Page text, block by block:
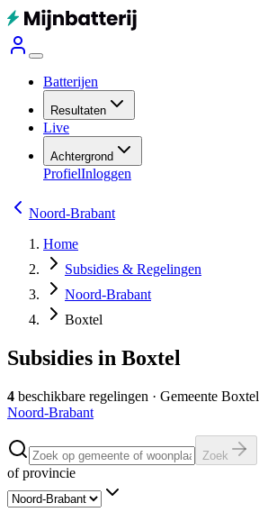
Batterijen
Resultaten
Live
Achtergrond
ProfielInloggen
Noord-Brabant
Home
Subsidies & Regelingen
Noord-Brabant
Boxtel
Subsidies in Boxtel
4 beschikbare regelingen · Gemeente Boxtel
Noord-Brabant
Zoek
of provincie